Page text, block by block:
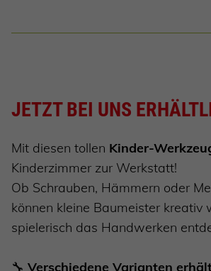
JETZT BEI UNS
Mit diesen tollen Kinder-
Kinderzimmer zur Werkstatt!
Ob Schrauben, Hämmern oder
können kleine Baumeister kreativ
spielerisch das Handwerken
🔧 Verschiedene Varianten